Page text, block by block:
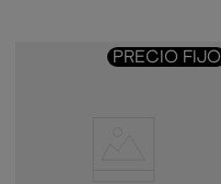
PRECIO FIJO